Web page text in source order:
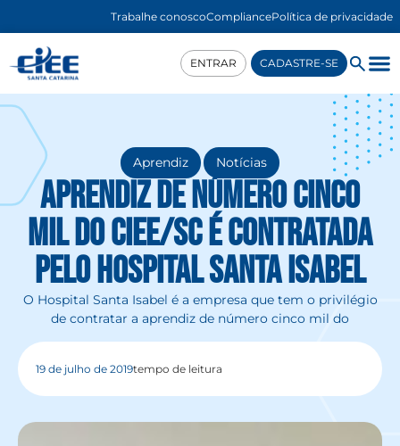
Trabalhe conoscoCompliancePolítica de privacidade
ENTRAR CADASTRE-SE
Aprendiz , Notícias
Aprendiz de número cinco
mil do CIEE/SC é contratada
pelo Hospital Santa Isabel
O Hospital Santa Isabel é a empresa que tem o privilégio
de contratar a aprendiz de número cinco mil do
19 de julho de 2019tempo de leitura